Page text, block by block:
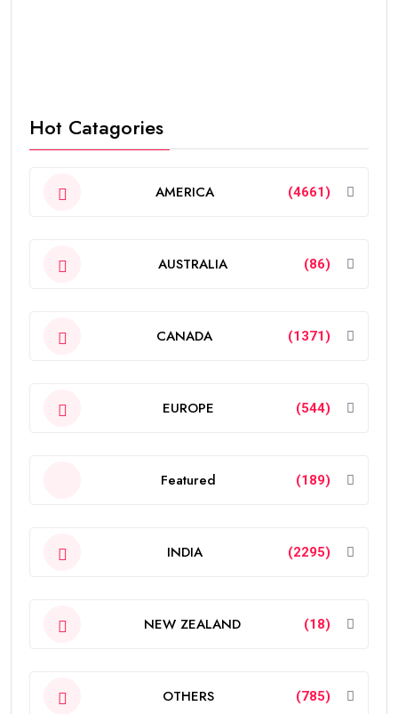
Hot Catagories
AMERICA (4661)
AUSTRALIA (86)
CANADA (1371)
EUROPE (544)
Featured (189)
INDIA (2295)
NEW ZEALAND (18)
OTHERS (785)